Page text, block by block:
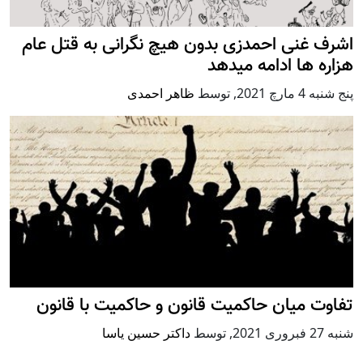
اشرف غنی احمدزی بدون هیچ نگرانی به قتل عام
هزاره ها ادامه میدهد
پنج شنبه 4 مارچ 2021 , توسط ظاهر احمدی
تفاوت میان حاکمیت قانون و حاکمیت با قانون
شنبه 27 فبروری 2021 , توسط داکتر حسین یاسا